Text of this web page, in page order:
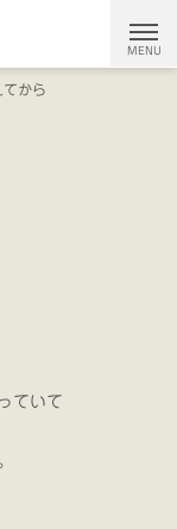
MENU
てから
ていて